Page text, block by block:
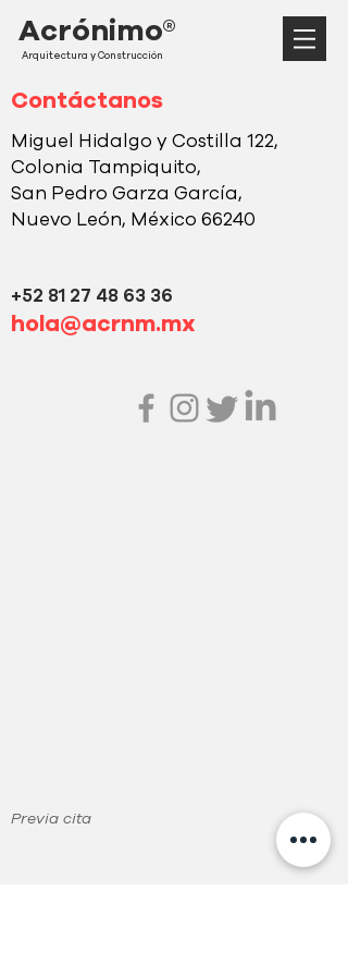
Acrónimo®
Arquitectura y Construcción
Contáctanos
Miguel Hidalgo y Costilla 122,
Colonia Tampiquito,
San Pedro Garza García,
Nuevo León, México 66240
+52 81 27 48 63 36
hola@acrnm.mx
Previa cita